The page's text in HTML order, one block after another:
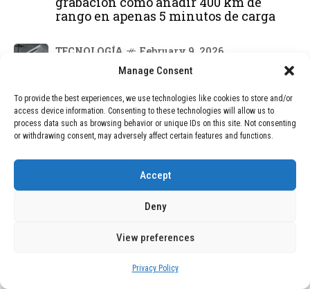
Manage Consent
To provide the best experiences, we use technologies like cookies to store and/or
access device information. Consenting to these technologies will allow us to
process data such as browsing behavior or unique IDs on this site. Not consenting
or withdrawing consent, may adversely affect certain features and functions.
Accept
Deny
View preferences
Privacy Policy
rango en apenas 5 minutos de carga
TECNOLOGÍA February 9, 2026
Motor de 800 W, rango de 45 km y
solo 300 euros y representa una
adquisición impresionante
BLOG December 24, 2025
GAME se Une a la Oferta de Balizas V16
Geolocalizadas, Obligatorias a Partir de
2026
Devastadora Explosión en Residencia
Menos Dos Víctimas Fatales